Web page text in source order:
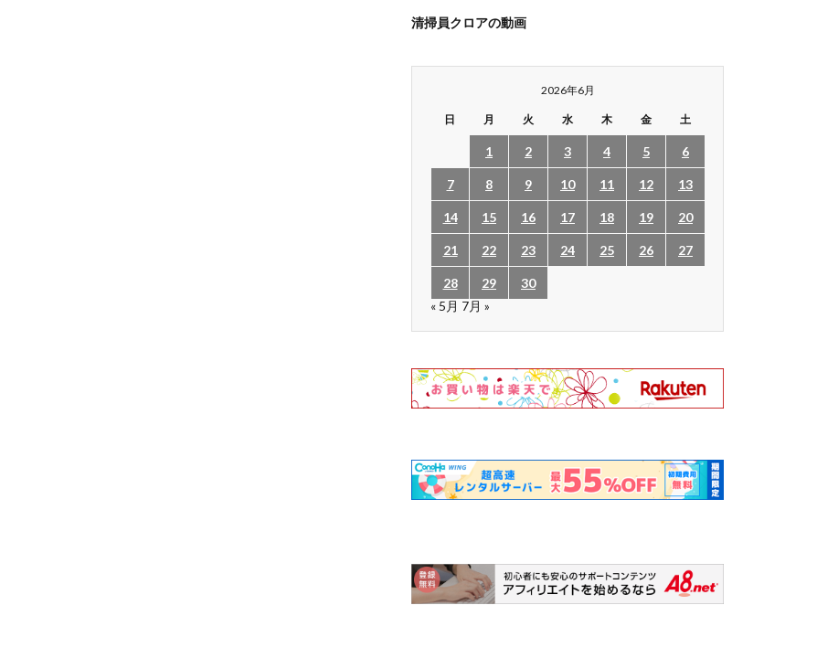
清掃員クロアの動画
2026年6月
日 月 火 水 木 金 土
1 2 3 4 5 6
7 8 9 10 11 12 13
14 15 16 17 18 19 20
21 22 23 24 25 26 27
28 29
30
« 5月 7月 »